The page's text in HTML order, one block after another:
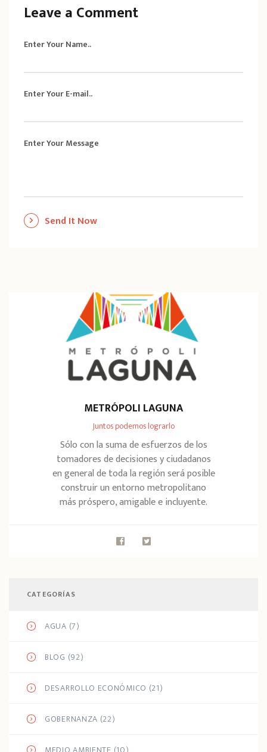
Leave a Comment
Enter Your Name..
Enter Your E-mail..
Enter Your Message
Send It Now
METRÓPOLI LAGUNA
Juntos podemos lograrlo
Sólo con la suma de esfuerzos de los
tomadores de decisiones y ciudadanos
en general de toda la región será posible
construir un entorno metropolitano
más próspero, amigable e incluyente.
CATEGORÍAS
AGUA (7)
BLOG (92)
DESARROLLO ECONÓMICO (21)
GOBERNANZA (22)